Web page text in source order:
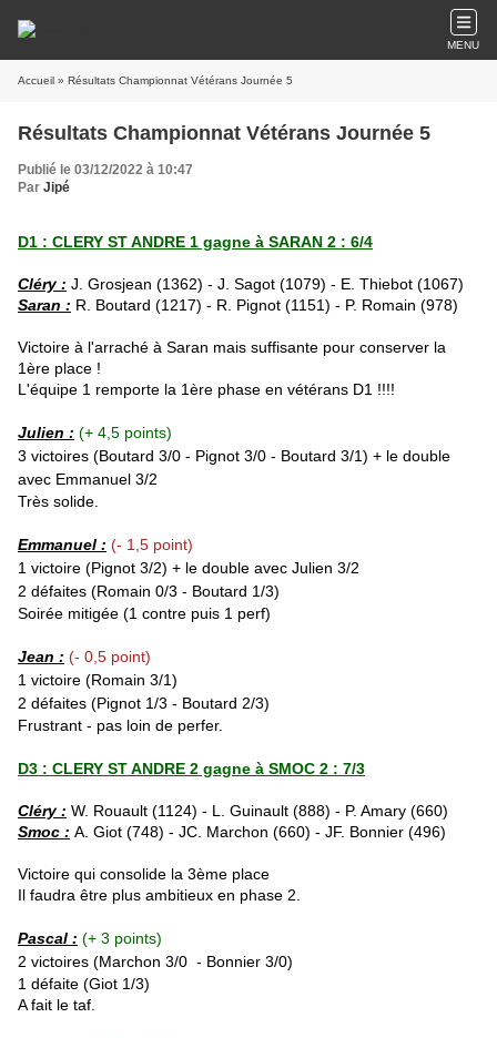
MENU
Accueil » Résultats Championnat Vétérans Journée 5
Résultats Championnat Vétérans Journée 5
Publié le 03/12/2022 à 10:47
Par Jipé
D1 : CLERY ST ANDRE 1 gagne à SARAN 2 : 6/4
Cléry : J. Grosjean (1362) - J. Sagot (1079) - E. Thiebot (1067)
Saran : R. Boutard (1217) - R. Pignot (1151) - P. Romain (978)
Victoire à l'arraché à Saran mais suffisante pour conserver la
1ère place !
L'équipe 1 remporte la 1ère phase en vétérans D1 !!!!
Julien : (+ 4,5 points)
3 victoires (Boutard 3/0 - Pignot 3/0 - Boutard 3/1) + le double
avec Emmanuel 3/2
Très solide.
Emmanuel : (- 1,5 point)
1 victoire (Pignot 3/2) + le double avec Julien 3/2
2 défaites (Romain 0/3 - Boutard 1/3)
Soirée mitigée (1 contre puis 1 perf)
Jean : (- 0,5 point)
1 victoire (Romain 3/1)
2 défaites (Pignot 1/3 - Boutard 2/3)
Frustrant - pas loin de perfer.
D3 : CLERY ST ANDRE 2 gagne à SMOC 2 : 7/3
Cléry : W. Rouault (1124) - L. Guinault (888) - P. Amary (660)
Smoc : A. Giot (748) - JC. Marchon (660) - JF. Bonnier (496)
Victoire qui consolide la 3ème place
Il faudra être plus ambitieux en phase 2.
Pascal : (+ 3 points)
2 victoires (Marchon 3/0 - Bonnier 3/0)
1 défaite (Giot 1/3)
A fait le taf.